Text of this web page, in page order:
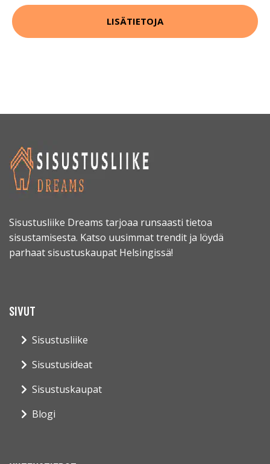
LISÄTIETOJA
Sisustusliike Dreams tarjoaa runsaasti tietoa
sisustamisesta. Katso uusimmat trendit ja löydä
parhaat sisustuskaupat Helsingissä!
SIVUT
Sisustusliike
Sisustusideat
Sisustuskaupat
Blogi